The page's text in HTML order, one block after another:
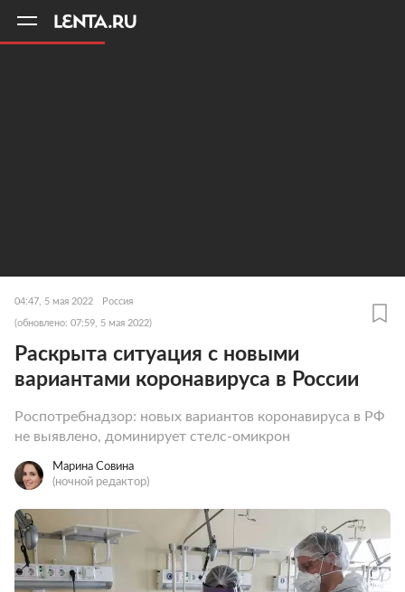
04:47, 5 мая 2022 Россия
(обновлено: 07:59, 5 мая 2022)
Раскрыта ситуация с новыми
вариантами коронавируса в России
Роспотребнадзор: новых вариантов коронавируса в РФ
не выявлено, доминирует стелс-омикрон
Марина Совина
(ночной редактор)